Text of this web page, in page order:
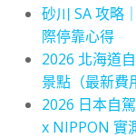
砂川 SA 攻略
際停靠心得
2026 北海道
景點（最新費
2026 日本自
x NIPPON 實